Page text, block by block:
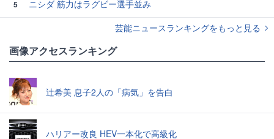
5
ニシダ 筋力はラグビー選手並み
芸能ニュースランキングをもっと見る
画像アクセスランキング
辻希美 息子2人の「病気」を告白
ハリアー改良 HEV一本化で高級化